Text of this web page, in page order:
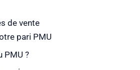
de vente
pari PMU
PMU ?